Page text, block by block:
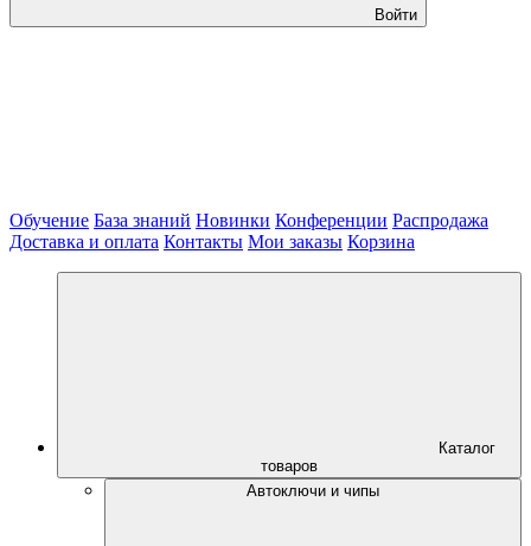
Войти
Обучение База знаний Новинки Конференции Распродажа
Доставка и оплата Контакты Мои заказы Корзина
Каталог
товаров
Автоключи и чипы